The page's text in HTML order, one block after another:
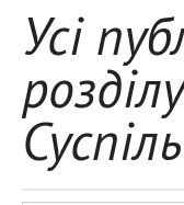
Усі
розділу